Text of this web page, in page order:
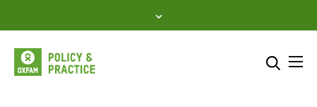
to
content